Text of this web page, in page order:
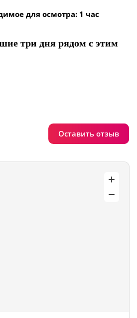
для осмотра: 1 час
три дня рядом с этим
Оставить отзыв